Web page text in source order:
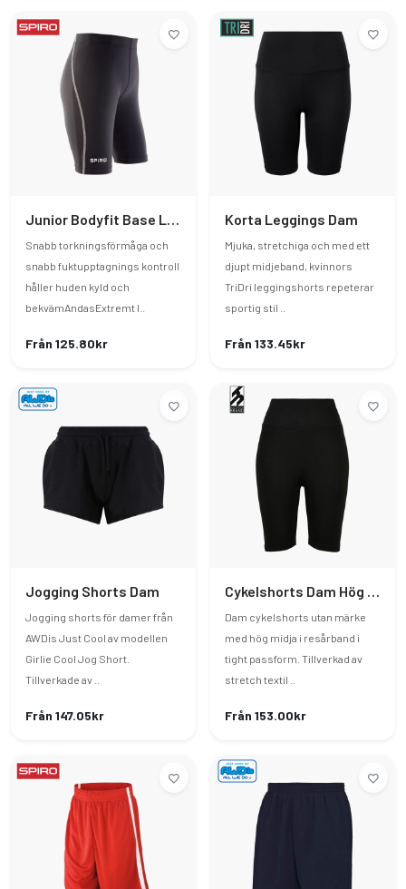
Junior Bodyfit Base Layer Shorts
Snabb torkningsförmåga och
snabb fuktupptagnings kontroll
håller huden kyld och
bekvämAndasExtremt l..
Från 125.80kr
Korta Leggings Dam
Mjuka, stretchiga och med ett
djupt midjeband, kvinnors
TriDri leggingshorts repeterar
sportig stil ..
Från 133.45kr
Jogging Shorts Dam
Jogging shorts för damer från
AWDis Just Cool av modellen
Girlie Cool Jog Short.
Tillverkade av ..
Från 147.05kr
Cykelshorts Dam Hög Midja Utan Märke
Dam cykelshorts utan märke
med hög midja i resårband i
tight passform. Tillverkad av
stretch textil ..
Från 153.00kr